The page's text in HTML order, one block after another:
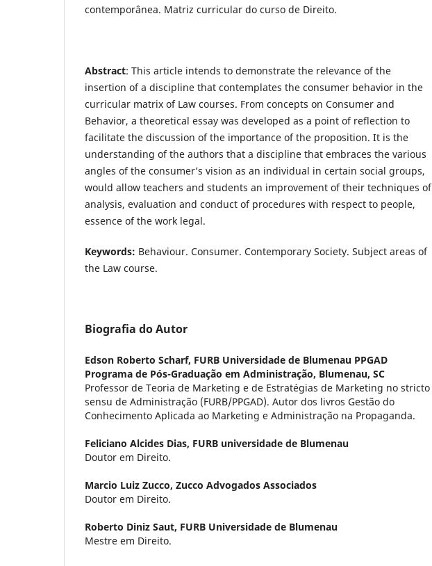
contemporânea. Matriz curricular do curso de Direito.
Abstract: This article intends to demonstrate the relevance of the
insertion of a discipline that contemplates the consumer behavior in the
curricular matrix of Law courses. From concepts on Consumer and
Behavior, a theoretical essay was developed as a point of reflection to
facilitate the discussion of the importance of the proposition. It is the
understanding of the authors that a discipline that embraces the various
angles of the consumer’s vision as an individual in certain social groups,
would allow teachers and students an improvement of their techniques of
analysis, evaluation and conduct of procedures with respect to people,
essence of the work legal.
Keywords: Behaviour. Consumer. Contemporary Society. Subject areas of
the Law course.
Biografia do Autor
Edson Roberto Scharf, FURB Universidade de Blumenau PPGAD
Programa de Pós-Graduação em Administração, Blumenau, SC
Professor de Teoria de Marketing e de Estratégias de Marketing no stricto
sensu de Administração (FURB/PPGAD). Autor dos livros Gestão do
Conhecimento Aplicada ao Marketing e Administração na Propaganda.
Feliciano Alcides Dias, FURB universidade de Blumenau
Doutor em Direito.
Marcio Luiz Zucco, Zucco Advogados Associados
Doutor em Direito.
Roberto Diniz Saut, FURB Universidade de Blumenau
Mestre em Direito.